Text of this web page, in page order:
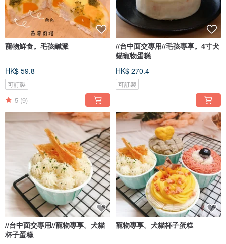
寵物鮮食。毛孩鹹派
HK$ 59.8
可訂製
5 (9)
//台中面交專用//毛孩專享。4寸犬
貓寵物蛋糕
HK$ 270.4
可訂製
//台中面交專用//寵物專享。犬貓
杯子蛋糕
寵物專享。犬貓杯子蛋糕